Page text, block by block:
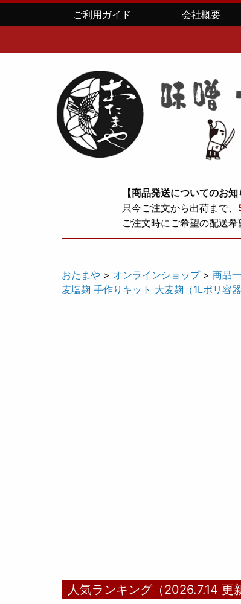
ご利用ガイド 会社概要
【商品発送についてのお知
只今ご注文から出荷まで、
ご注文時にご希望の配送
おたまや > オンラインショップ> 商品
麦塩麹 手作りキット 大麦麹（1Lポリ容器
人気ランキング（2026.7.14 更